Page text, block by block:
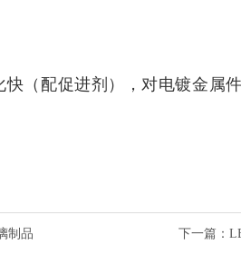
快（配促进剂），对电镀金属
制品 下一篇 ：